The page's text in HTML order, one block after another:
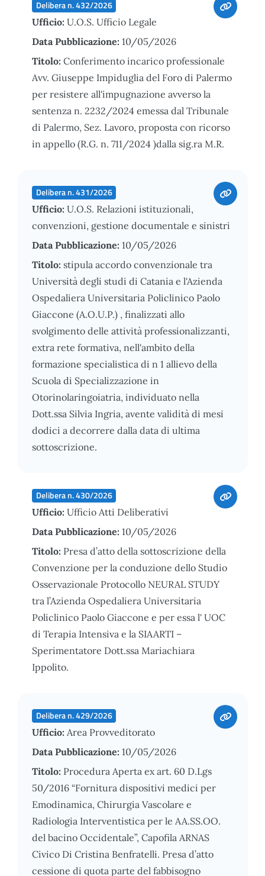
Delibera n. 432/2026
Ufficio: U.O.S. Ufficio Legale
Data Pubblicazione: 10/05/2026
Titolo: Conferimento incarico professionale
Avv. Giuseppe Impiduglia del Foro di Palermo
per resistere all'impugnazione avverso la
sentenza n. 2232/2024 emessa dal Tribunale
di Palermo, Sez. Lavoro, proposta con ricorso
in appello (R.G. n. 711/2024 )dalla sig.ra M.R.
Delibera n. 431/2026
Ufficio: U.O.S. Relazioni istituzionali,
convenzioni, gestione documentale e sinistri
Data Pubblicazione: 10/05/2026
Titolo: stipula accordo convenzionale tra
Università degli studi di Catania e l'Azienda
Ospedaliera Universitaria Policlinico Paolo
Giaccone (A.O.U.P.) , finalizzati allo
svolgimento delle attività professionalizzanti,
extra rete formativa, nell'ambito della
formazione specialistica di n 1 allievo della
Scuola di Specializzazione in
Otorinolaringoiatria, individuato nella
Dott.ssa Silvia Ingria, avente validità di mesi
dodici a decorrere dalla data di ultima
sottoscrizione.
Delibera n. 430/2026
Ufficio: Ufficio Atti Deliberativi
Data Pubblicazione: 10/05/2026
Titolo: Presa d’atto della sottoscrizione della
Convenzione per la conduzione dello Studio
Osservazionale Protocollo NEURAL STUDY
tra l’Azienda Ospedaliera Universitaria
Policlinico Paolo Giaccone e per essa l' UOC
di Terapia Intensiva e la SIAARTI –
Sperimentatore Dott.ssa Mariachiara
Ippolito.
Delibera n. 429/2026
Ufficio: Area Provveditorato
Data Pubblicazione: 10/05/2026
Titolo: Procedura Aperta ex art. 60 D.Lgs
50/2016 “Fornitura dispositivi medici per
Emodinamica, Chirurgia Vascolare e
Radiologia Interventistica per le AA.SS.OO.
del bacino Occidentale”, Capofila ARNAS
Civico Di Cristina Benfratelli. Presa d’atto
cessione di quota parte del fabbisogno